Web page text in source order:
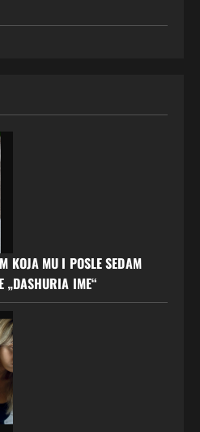
KOJA MU I POSLE SEDAM
„DASHURIA IME“